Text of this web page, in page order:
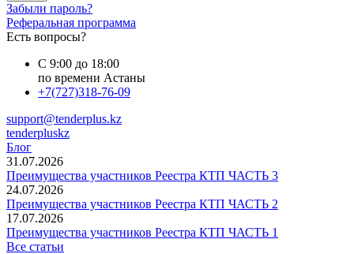
Забыли пароль?
Реферальная программа
Есть вопросы?
С 9:00 до 18:00
по времени Астаны
+7(727)318-76-09
support@tenderplus.kz
tenderpluskz
Блог
31.07.2026
Преимущества участников Реестра КТП ЧАСТЬ 3
24.07.2026
Преимущества участников Реестра КТП ЧАСТЬ 2
17.07.2026
Преимущества участников Реестра КТП ЧАСТЬ 1
Все статьи